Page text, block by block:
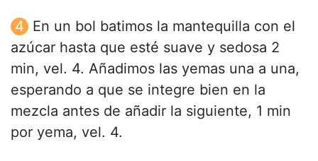
En un bol batimos la mantequilla con el
azúcar hasta que esté suave y sedosa 2
min, vel. 4. Añadimos las yemas una a una,
esperando a que se integre bien en la
mezcla antes de añadir la siguiente, 1 min
por yema, vel. 4.